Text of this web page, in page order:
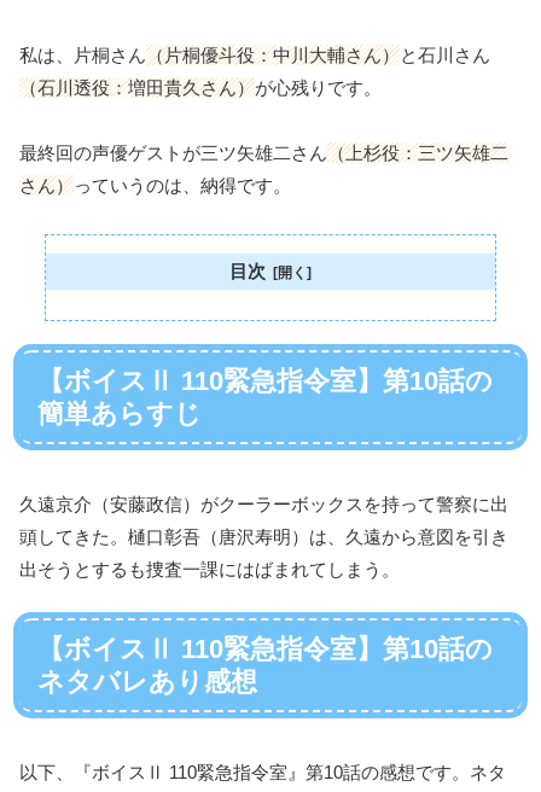
私は、片桐さん（片桐優斗役：中川大輔さん）と石川さん
（石川透役：増田貴久さん）が心残りです。
最終回の声優ゲストが三ツ矢雄二さん（上杉役：三ツ矢雄二
さん）っていうのは、納得です。
目次
【ボイスⅡ 110緊急指令室】第10話の
簡単あらすじ
久遠京介（安藤政信）がクーラーボックスを持って警察に出
頭してきた。樋口彰吾（唐沢寿明）は、久遠から意図を引き
出そうとするも捜査一課にはばまれてしまう。
【ボイスⅡ 110緊急指令室】第10話の
ネタバレあり感想
以下、『ボイスⅡ 110緊急指令室』第10話の感想です。ネタ